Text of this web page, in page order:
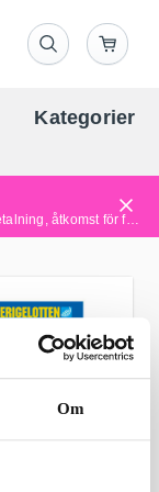
Om
Kategorier
Behöver du kvitton med företagsuppgifter, fakturabetalning, åtkomst för flera användare eller skräddarsydda lösningar?